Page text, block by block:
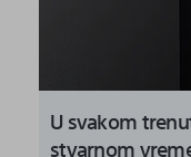
U svakom
stvarnom